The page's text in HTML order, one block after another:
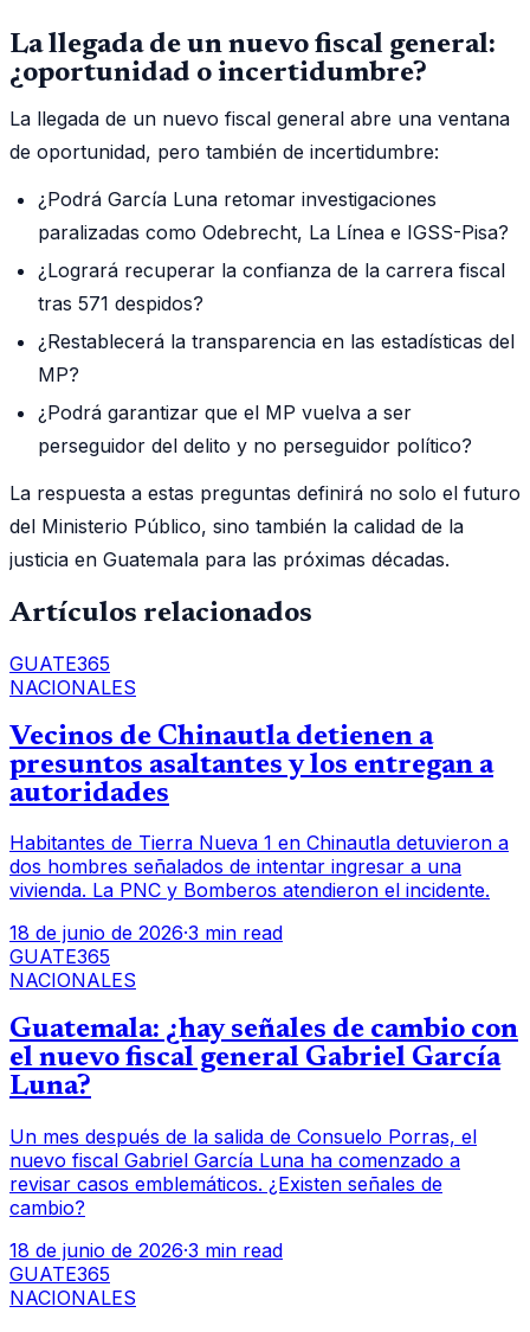
La llegada de un nuevo fiscal general:
¿oportunidad o incertidumbre?
La llegada de un nuevo fiscal general abre una ventana
de oportunidad, pero también de incertidumbre:
¿Podrá García Luna retomar investigaciones
paralizadas como Odebrecht, La Línea e IGSS-Pisa?
¿Logrará recuperar la confianza de la carrera fiscal
tras 571 despidos?
¿Restablecerá la transparencia en las estadísticas del
MP?
¿Podrá garantizar que el MP vuelva a ser
perseguidor del delito y no perseguidor político?
La respuesta a estas preguntas definirá no solo el futuro
del Ministerio Público, sino también la calidad de la
justicia en Guatemala para las próximas décadas.
Artículos relacionados
GUATE365
NACIONALES
Vecinos de Chinautla detienen a
presuntos asaltantes y los entregan a
autoridades
Habitantes de Tierra Nueva 1 en Chinautla detuvieron a
dos hombres señalados de intentar ingresar a una
vivienda. La PNC y Bomberos atendieron el incidente.
18 de junio de 2026·3 min read
GUATE365
NACIONALES
Guatemala: ¿hay señales de cambio con
el nuevo fiscal general Gabriel García
Luna?
Un mes después de la salida de Consuelo Porras, el
nuevo fiscal Gabriel García Luna ha comenzado a
revisar casos emblemáticos. ¿Existen señales de
cambio?
18 de junio de 2026·3 min read
GUATE365
NACIONALES